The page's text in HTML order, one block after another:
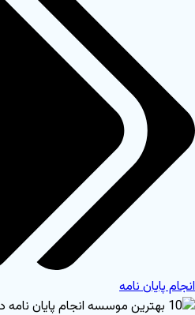
انجام پایان نامه